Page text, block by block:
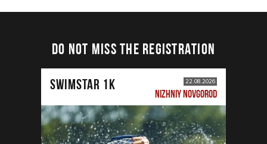
DO NOT MISS THE REGISTRATION
SWIMSTAR 1K 22.08.2026
NIZHNIY NOVGOROD